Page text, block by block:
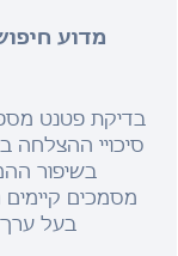
מדוע
בדיקת פטנט
סיכויי ההצלחה
בשיפור
מסמכים
בעל